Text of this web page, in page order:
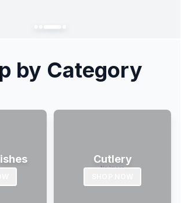
by Category
Cutlery